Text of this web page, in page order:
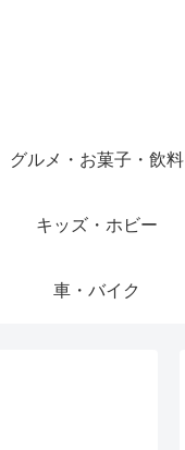
グルメ・お菓子・飲料
キッズ・ホビー
車・バイク